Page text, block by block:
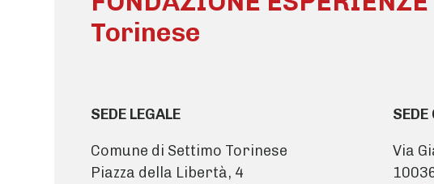
Torinese
SEDE LEGALE
Comune di Settimo Torinese
Piazza della Libertà, 4
Via